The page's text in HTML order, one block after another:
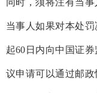
同时，须将注有当
当事人如果对本处
起60日内向中国证
议申请可以通过邮